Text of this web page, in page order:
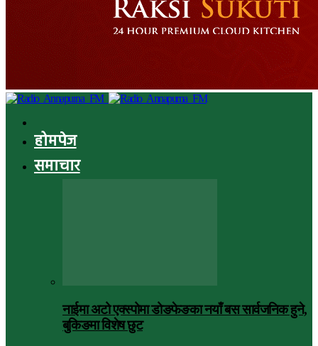
होमपेज
समाचार
नाईमा अटो एक्स्पोमा डोङफेङका नयाँ बस सार्वजनिक हुने,
बुकिङमा विशेष छुट